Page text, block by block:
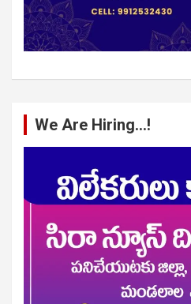
We Are Hiring…!